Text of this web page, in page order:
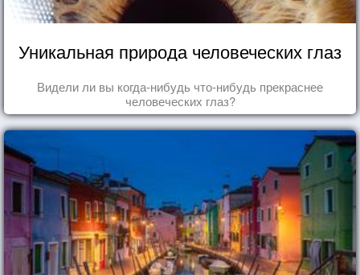
Уникальная природа человеческих глаз
Видели ли вы когда-нибудь что-нибудь прекраснее
человеческих глаз?